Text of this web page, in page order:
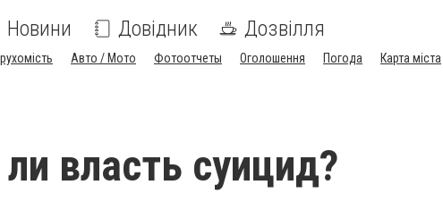
Новини Довідник Дозвілля
Авто / Мото Фотоотчеты Оголошення Погода Карта міста
власть суицид?